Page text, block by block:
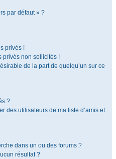
par défaut » ?
privés !
privés non sollicités !
de la part de quelqu’un sur ce
?
des utilisateurs de ma liste d’amis et
dans un ou des forums ?
résultat ?